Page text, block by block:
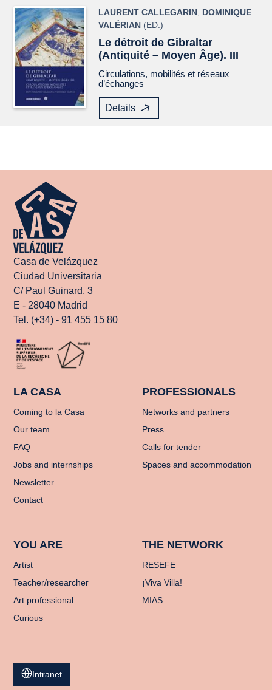
LAURENT CALLEGARIN, DOMINIQUE
VALÉRIAN (ED.)
Le détroit de Gibraltar
(Antiquité – Moyen Âge). III
Circulations, mobilités et réseaux
d’échanges
Details
Casa de Velázquez
Ciudad Universitaria
C/ Paul Guinard, 3
E - 28040 Madrid
Tel. (+34) - 91 455 15 80
LA CASA
Coming to la Casa
Our team
FAQ
Jobs and internships
Newsletter
Contact
PROFESSIONALS
Networks and partners
Press
Calls for tender
Spaces and accommodation
YOU ARE
Artist
Teacher/researcher
Art professional
Curious
THE NETWORK
RESEFE
¡Viva Villa!
MIAS
Intranet